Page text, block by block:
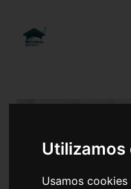
Utilizamos
Usamos